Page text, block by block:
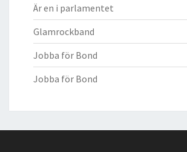
Är en i parlamentet
Glamrockband
Jobba för Bond
Jobba för Bond